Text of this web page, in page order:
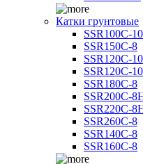
Катки грунтовые
SSR100C-10
SSR150C-8
SSR120C-10
SSR120C-
SSR180C-8
SSR200C-
SSR220C-
SSR260C-8
SSR140C-8
SSR160C-8